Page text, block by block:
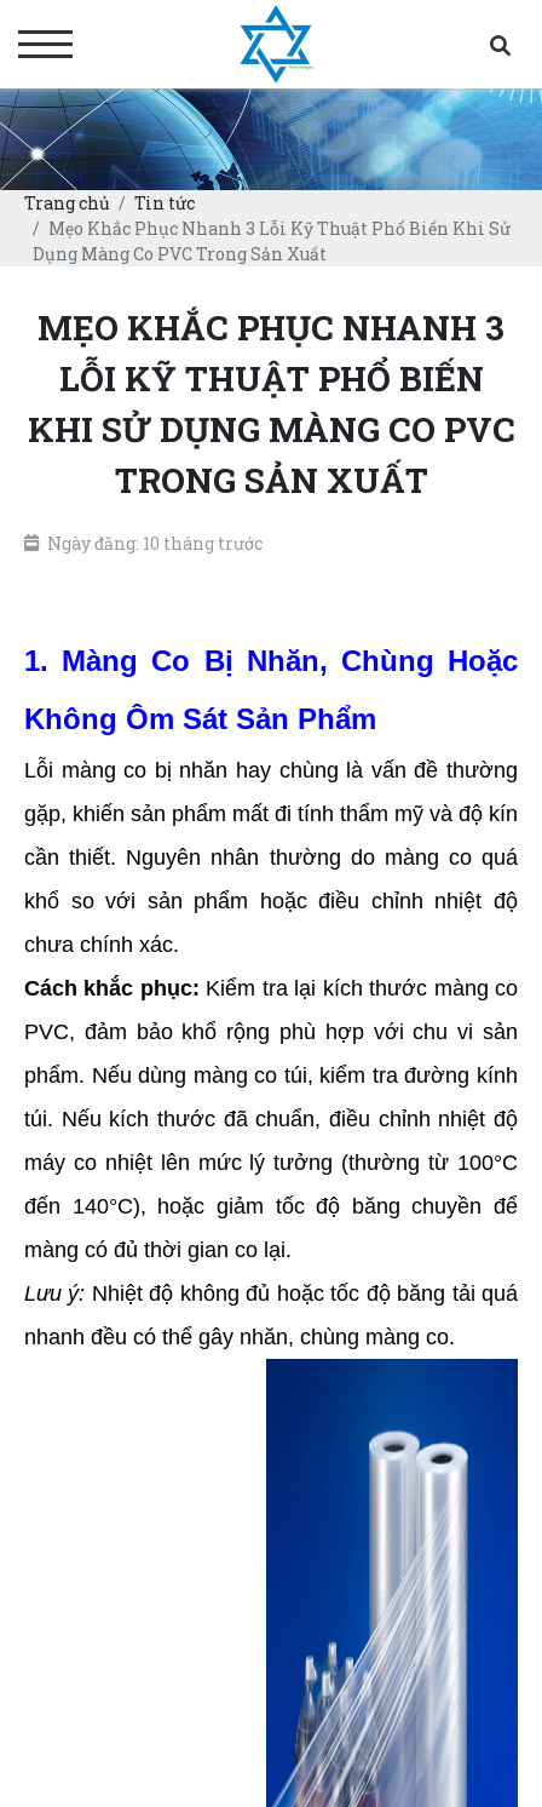
Trang chủ
Tin tức
Mẹo Khắc Phục Nhanh 3 Lỗi Kỹ Thuật Phổ Biến Khi Sử
Dụng Màng Co PVC Trong Sản Xuất
MẸO KHẮC PHỤC NHANH 3
LỖI KỸ THUẬT PHỔ BIẾN
KHI SỬ DỤNG MÀNG CO PVC
TRONG SẢN XUẤT
Ngày đăng: 10 tháng trước
1. Màng Co Bị Nhăn, Chùng Hoặc
Không Ôm Sát Sản Phẩm
Lỗi màng co bị nhăn hay chùng là vấn đề thường
gặp, khiến sản phẩm mất đi tính thẩm mỹ và độ kín
cần thiết. Nguyên nhân thường do màng co quá
khổ so với sản phẩm hoặc điều chỉnh nhiệt độ
chưa chính xác.
Cách khắc phục: Kiểm tra lại kích thước màng co
PVC, đảm bảo khổ rộng phù hợp với chu vi sản
phẩm. Nếu dùng màng co túi, kiểm tra đường kính
túi. Nếu kích thước đã chuẩn, điều chỉnh nhiệt độ
máy co nhiệt lên mức lý tưởng (thường từ 100°C
đến 140°C), hoặc giảm tốc độ băng chuyền để
màng có đủ thời gian co lại.
Lưu ý: Nhiệt độ không đủ hoặc tốc độ băng tải quá
nhanh đều có thể gây nhăn, chùng màng co.